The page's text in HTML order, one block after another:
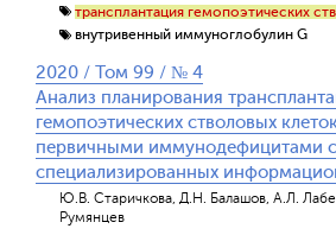
трансплантация гемопоэтических
внутривенный иммуноглобулин G
2020 / Том 99 / № 4
Анализ планирования
гемопоэтических стволовых
первичными иммунодефицитами
специализированных
Ю.В. Старичкова, Д.Н. Балашов, А.Л.
Румянцев